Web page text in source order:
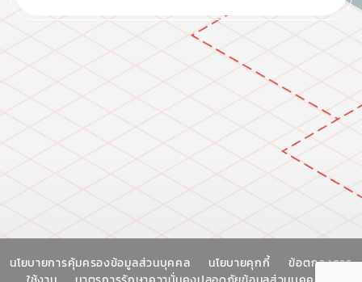
นโยบายการคุ้มครองข้อมูลส่วนบุคคล นโยบายคุกกี้
ข้อตกลงการ